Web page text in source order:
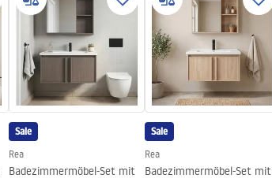
Sale
Rea
Badezimmermöbel-Set mit
Sale
Rea
Badezimmermöbel-Set mit